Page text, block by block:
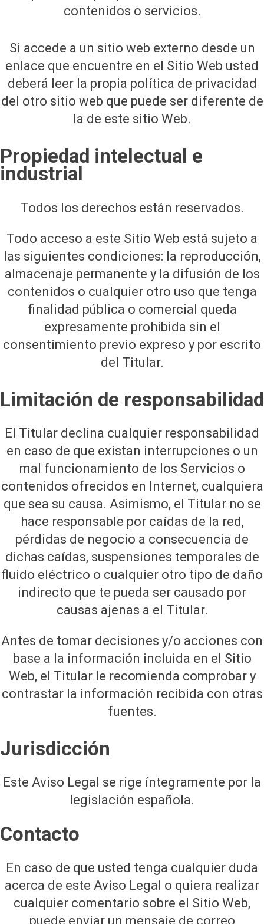
contenidos o servicios.
Si accede a un sitio web externo desde un
enlace que encuentre en el Sitio Web usted
deberá leer la propia política de privacidad
del otro sitio web que puede ser diferente de
la de este sitio Web.
Propiedad intelectual e
industrial
Todos los derechos están reservados.
Todo acceso a este Sitio Web está sujeto a
las siguientes condiciones: la reproducción,
almacenaje permanente y la difusión de los
contenidos o cualquier otro uso que tenga
finalidad pública o comercial queda
expresamente prohibida sin el
consentimiento previo expreso y por escrito
del Titular.
Limitación de responsabilidad
El Titular declina cualquier responsabilidad
en caso de que existan interrupciones o un
mal funcionamiento de los Servicios o
contenidos ofrecidos en Internet, cualquiera
que sea su causa. Asimismo, el Titular no se
hace responsable por caídas de la red,
pérdidas de negocio a consecuencia de
dichas caídas, suspensiones temporales de
fluido eléctrico o cualquier otro tipo de daño
indirecto que te pueda ser causado por
causas ajenas a el Titular.
Antes de tomar decisiones y/o acciones con
base a la información incluida en el Sitio
Web, el Titular le recomienda comprobar y
contrastar la información recibida con otras
fuentes.
Jurisdicción
Este Aviso Legal se rige íntegramente por la
legislación española.
Contacto
En caso de que usted tenga cualquier duda
acerca de este Aviso Legal o quiera realizar
cualquier comentario sobre el Sitio Web,
puede enviar un mensaje de correo